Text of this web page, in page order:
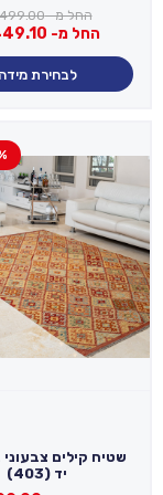
החל מ-
החל מ-
לבחירת מידה
שטיח קילים
יד (403)